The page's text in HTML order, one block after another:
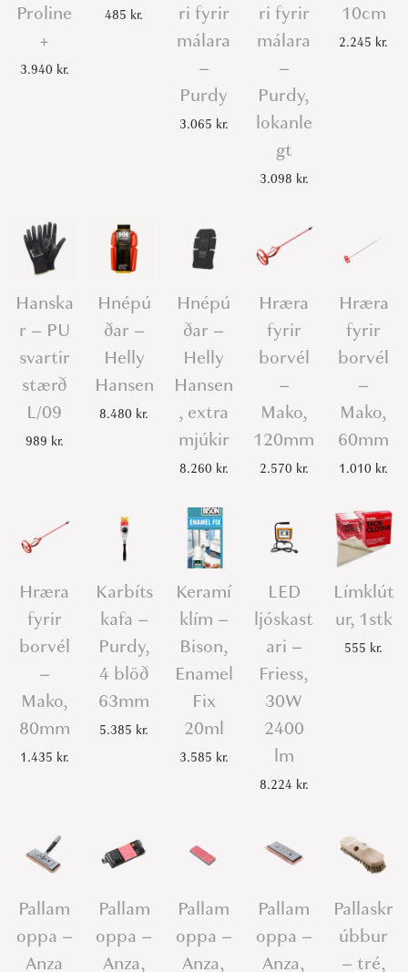
q
a
Proline
+
3.940 kr.
485 kr.
ri fyrir
málara
–
Purdy
3.065 kr.
ri fyrir
málara
–
Purdy,
lokanle
gt
3.098 kr.
10cm
2.245 kr.
Hanska
r – PU
svartir
stærð
L/09
989 kr.
Hnépú
ðar –
Helly
Hansen
8.480 kr.
Hnépú
ðar –
Helly
Hansen
, extra
mjúkir
8.260 kr.
Hræra
fyrir
borvél
–
Mako,
120mm
2.570 kr.
Hræra
fyrir
borvél
–
Mako,
60mm
1.010 kr.
Hræra
fyrir
borvél
–
Mako,
80mm
1.435 kr.
Karbíts
kafa –
Purdy,
4 blöð
63mm
5.385 kr.
Keramí
klím –
Bison,
Enamel
Fix
20ml
3.585 kr.
LED
ljóskast
ari –
Friess,
30W
2400
lm
8.224 kr.
Límklút
ur, 1stk
555 kr.
Pallam
oppa –
Anza
Pallam
oppa –
Anza,
Pallam
oppa –
Anza,
Pallam
oppa –
Anza,
Pallaskr
úbbur
– tré,